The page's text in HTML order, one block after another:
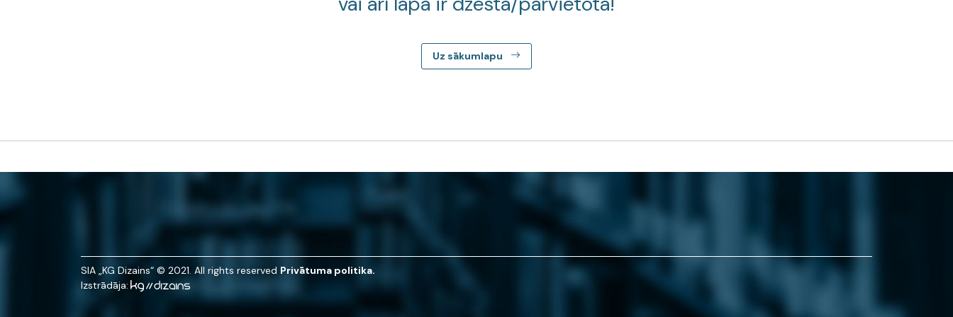
Uz sākumlapu
SIA „KG Dizains“ © 2021. All rights reserved Privātuma politika.
Izstrādāja: